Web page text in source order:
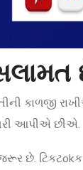
કાળજી
આપીએ છીએ.
જરૂર છે.